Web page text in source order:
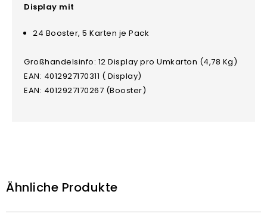
Display mit
24 Booster, 5 Karten je Pack
Großhandelsinfo: 12 Display pro Umkarton (4,78 Kg)
EAN: 4012927170311 ( Display)
EAN: 4012927170267 (Booster)
Ähnliche Produkte